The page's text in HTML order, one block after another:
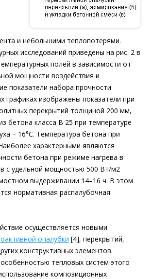
и небольшими теплопотерями.
исследований приведены на рис. 2 в
полей в зависимости от
мощности воздействия и
показатели набора прочности
графиках изображены показатели при
перекрытий толщиной 200 мм,
бетона класса В 25 при температуре
– 16°С. Температура бетона при
характерными являются
бетона при режиме нагрева в
с удельной мощностью 500 Вт/м2
выдерживании 14–16 ч. В этом
нормативная распалубочная
осуществляется новыми
опалубки [4], перекрытий,
конструктивных элементов.
тепловых систем этого
композиционных